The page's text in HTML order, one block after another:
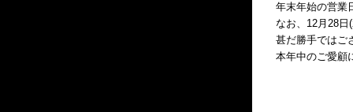
年末年始の営業
なお、12月28日
甚だ勝手ではご
本年中のご愛顧